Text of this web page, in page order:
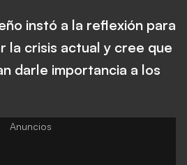
instó a la reflexión para
la crisis actual y cree que
darle importancia a los